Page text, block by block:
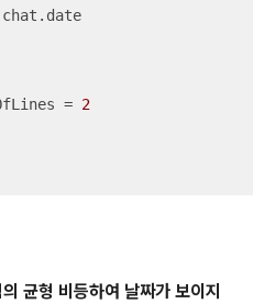
chat.date
= 2
균형 비등하여 날짜가 보이지